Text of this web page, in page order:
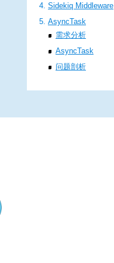
Sidekiq Middleware
AsyncTask
需求分析
AsyncTask
问题剖析